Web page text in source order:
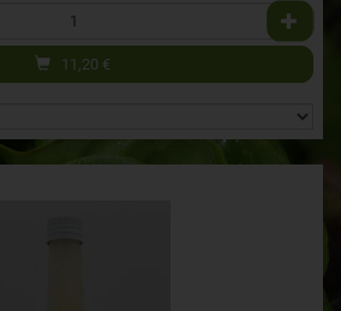
11,20 €